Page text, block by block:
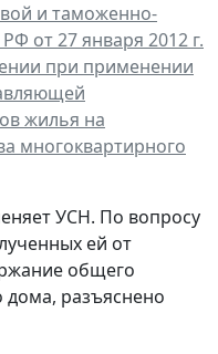
и таможенно-
от 27 января 2012 г.
при применении
жилья на
многоквартирного
УСН. По вопросу
ей от
общего
разъяснено